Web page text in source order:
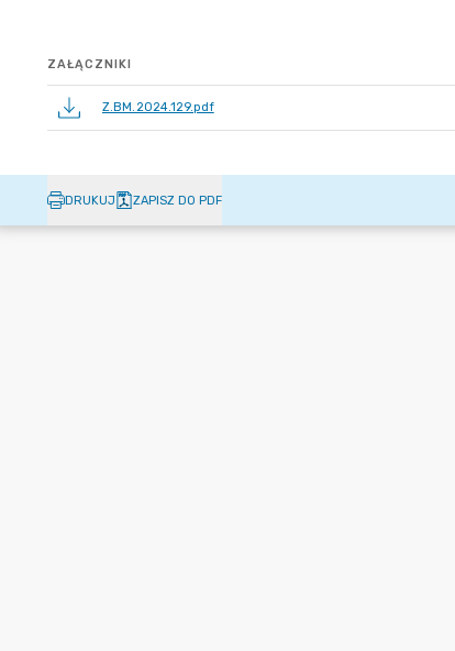
ZAŁĄCZNIKI
Z.BM.2024.129.pdf
DRUKUJ ZAPISZ DO PDF